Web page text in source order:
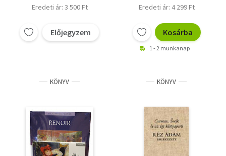
Eredeti ár: 3 500 Ft
Előjegyzem
Eredeti ár: 4 299 Ft
Kosárba
1 - 2 munkanap
KÖNYV KÖNYV